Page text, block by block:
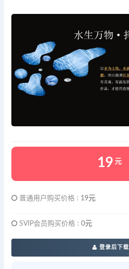
19 元
普通用户购买价格 : 19元
SVIP会员购买价格 : 0元
登录后下载